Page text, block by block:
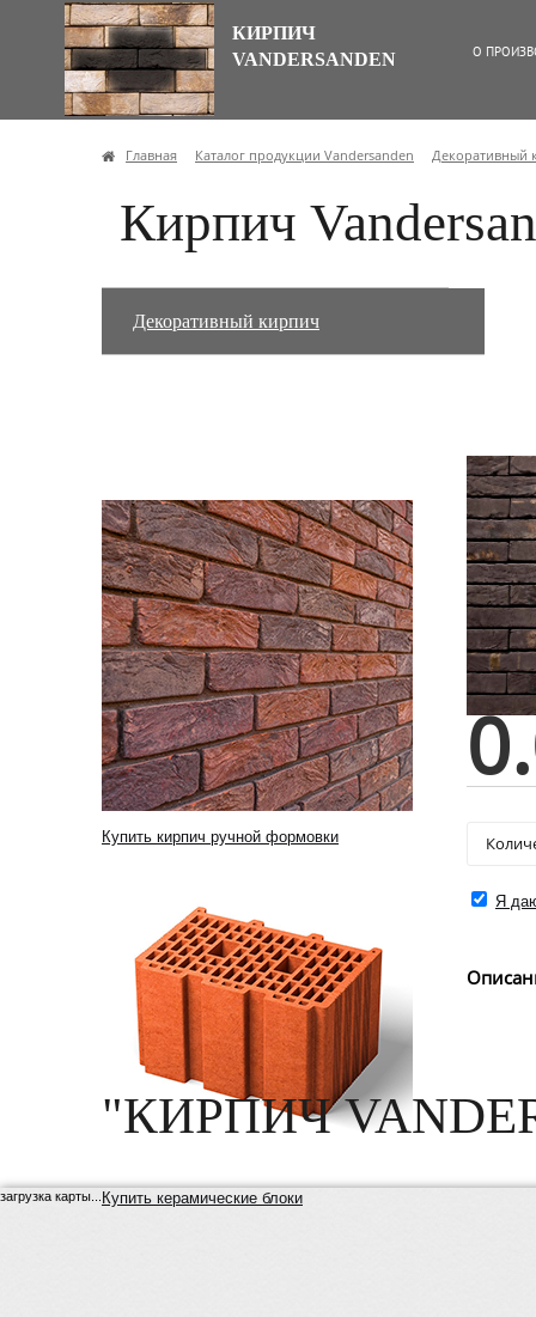
КИРПИЧ
VANDERSANDEN
О
Главная Каталог продукции Vandersanden Декоративный
Кирпич
Декоративный кирпич
Купить кирпич ручной формовки
Купить керамические блоки
Я
"КИРПИЧ
загрузка карты...